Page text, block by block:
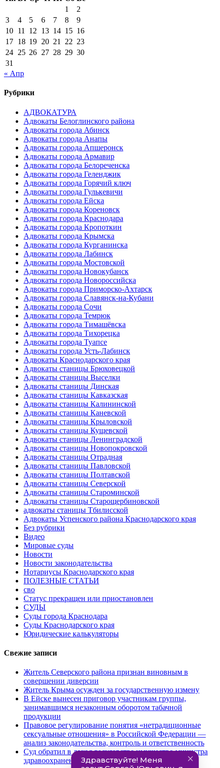
1
2
3
4 5 6 7 8
9
10 11 12 13 14 15 16
17 18 19 20 21 22 23
24 25 26 27 28 29 30
31
« Апр
Рубрики
АДВОКАТУРА
Адвокаты Белоглинского района
Адвокаты города Абинск
Адвокаты города Анапы
Адвокаты города Апшеронск
Адвокаты города Армавир
Адвокаты города Белореченска
Адвокаты города Геленджик
Адвокаты города Горячий ключ
Адвокаты города Гулькевичи
Адвокаты города Ейска
Адвокаты города Кореновск
Адвокаты города Краснодара
Адвокаты города Кропоткин
Адвокаты города Крымска
Адвокаты города Курганинска
Адвокаты города Лабинск
Адвокаты города Мостовской
Адвокаты города Новокубанск
Адвокаты города Новороссийска
Адвокаты города Приморско-Ахтарск
Адвокаты города Славянск-на-Кубани
Адвокаты города Сочи
Адвокаты города Темрюк
Адвокаты города Тимашёвска
Адвокаты города Тихорецка
Адвокаты города Туапсе
Адвокаты города Усть-Лабинск
Адвокаты Краснодарского края
Адвокаты станицы Брюховецкой
Адвокаты станицы Выселки
Адвокаты станицы Динская
Адвокаты станицы Кавказская
Адвокаты станицы Калининской
Адвокаты станицы Каневской
Адвокаты станицы Крыловской
Адвокаты станицы Кущевской
Адвокаты станицы Ленинградской
Адвокаты станицы Новопокровской
Адвокаты станицы Отрадная
Адвокаты станицы Павловской
Адвокаты станицы Полтавской
Адвокаты станицы Северской
Адвокаты станицы Староминской
Адвокаты станицы Старощербиновской
адвокаты станицы Тбилисской
Адвокаты Успенского района Краснодарского края
Без рубрики
Видео
Мировые суды
Новости
Новости законодательства
Нотариусы Краснодарского края
ПОЛЕЗНЫЕ СТАТЬИ
сво
Статус прекращен или приостановлен
СУДЫ
Суды города Краснодара
Суды Краснодарского края
Юридические калькуляторы
Свежие записи
Житель Северского района признан виновным в
совершении диверсии
Житель Крыма осужден за государственную измену
В Ейске вынесен приговор участникам группы,
занимавшимся незаконным оборотом табачной
продукции
Правовое регулирование понятия «нетрадиционные
сексуальные отношения» в Российской Федерации —
анализ законодательства, контроль и ответственность
Суд обратил в доход государства имущество министра
здравоохранения Кубани